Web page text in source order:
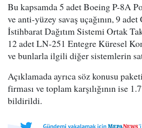
Bu kapsamda 5 adet Boeing P-8A
ve anti-yüzey savaş uçağının, 9
İstihbarat Dağıtım Sistemi Ortak
12 adet LN-251 Entegre Küresel
ve bunlarla ilgili diğer sistemlerin
Açıklamada ayrıca söz konusu
firması ve toplam karşılığının ise
bildirildi.